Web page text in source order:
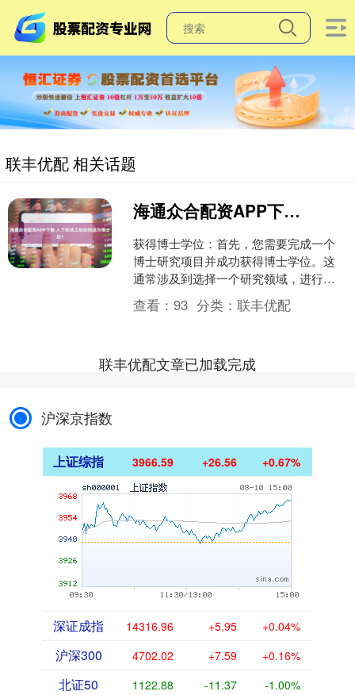
联丰优配 相关话题
海通众合配资APP下载 入了职场之后如何成为博士后？
获得博士学位：首先，您需要完成一个
博士研究项目并成功获得博士学位。这
通常涉及到选择一个研究领域，进行深
入的研究，并撰写一篇博士论文。 寻找
博士后职位：在获得博士....
查看：93 分类：联丰优配
联丰优配文章已加载完成
沪深京指数
上证综指 3966.59 +26.56 +0.67%
深证成指 14316.96 +5.95 +0.04%
沪深300 4702.02 +7.59 +0.16%
北证50 1122.88 -11.37 -1.00%